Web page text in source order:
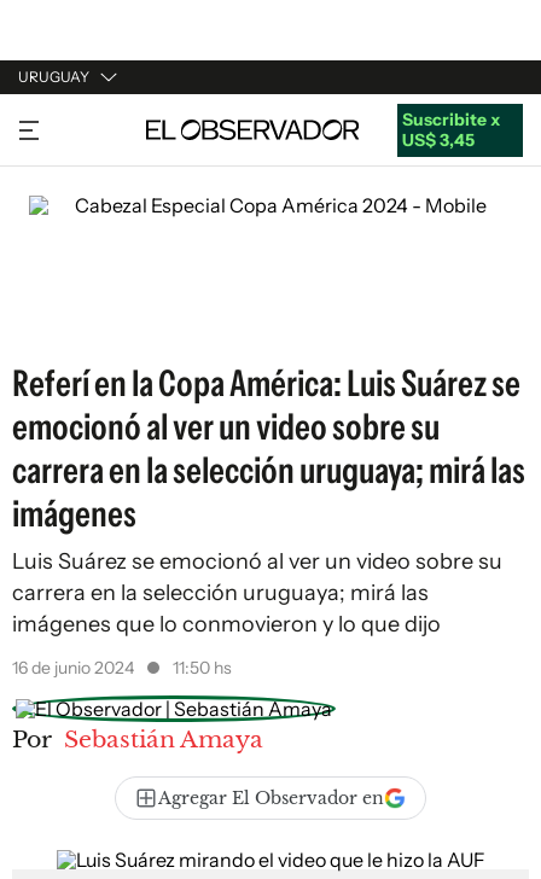
URUGUAY
URUGUAY
ARGENTINA
ESPAÑA
Suscribite x
US$ 3,45
Referí en la Copa América: Luis Suárez se
emocionó al ver un video sobre su
carrera en la selección uruguaya; mirá las
imágenes
Luis Suárez se emocionó al ver un video sobre su
carrera en la selección uruguaya; mirá las
imágenes que lo conmovieron y lo que dijo
16 de junio 2024 11:50 hs
Por Sebastián Amaya
Agregar El Observador en